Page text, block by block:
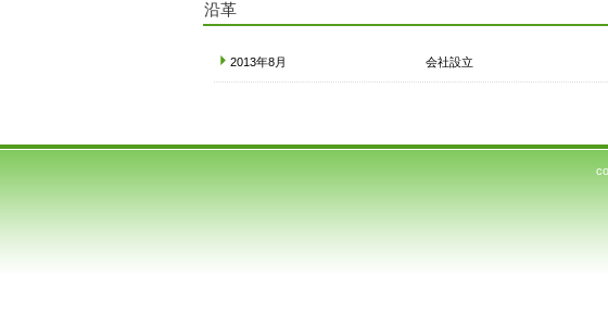
沿革
2013年8月 会社設立